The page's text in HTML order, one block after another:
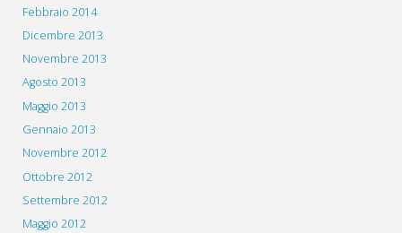
Febbraio 2014
Dicembre 2013
Novembre 2013
Agosto 2013
Maggio 2013
Gennaio 2013
Novembre 2012
Ottobre 2012
Settembre 2012
Maggio 2012